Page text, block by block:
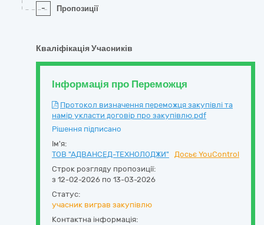
- Пропозиції
Кваліфікація Учасників
Інформація про Переможця
Протокол визначення переможця закупівлі та
намір укласти договір про закупівлю.pdf
Рішення підписано
Ім'я:
ТОВ "АДВАНСЕД-ТЕХНОЛОДЖИ"
Досьє YouControl
Строк розгляду пропозиції:
з 12-02-2026 по 13-03-2026
Статус:
учасник виграв закупівлю
Контактна інформація: